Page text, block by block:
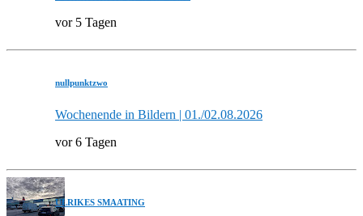
vor 5 Tagen
nullpunktzwo
Wochenende in Bildern | 01./02.08.2026
vor 6 Tagen
ULRIKES SMAATING